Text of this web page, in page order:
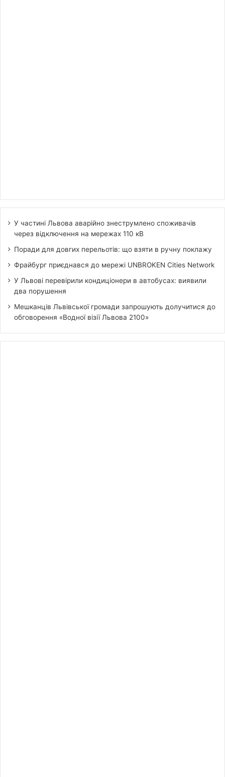
У частині Львова аварійно знеструмлено споживачів
через відключення на мережах 110 кВ
Поради для довгих перельотів: що взяти в ручну поклажу
Фрайбург приєднався до мережі UNBROKEN Cities Network
У Львові перевірили кондиціонери в автобусах: виявили
два порушення
Мешканців Львівської громади запрошують долучитися до
обговорення «Водної візії Львова 2100»